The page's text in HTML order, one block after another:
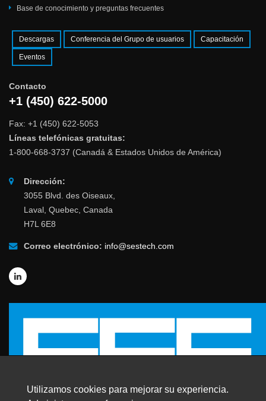
Base de conocimiento y preguntas frecuentes
Descargas Conferencia del Grupo de usuarios Capacitación
Eventos
Contacto
+1 (450) 622-5000
Fax: +1 (450) 622-5053
Líneas telefónicas gratuitas:
1-800-668-3737 (Canadá & Estados Unidos de América)
Dirección:
3055 Blvd. des Oiseaux,
Laval, Quebec, Canada
H7L 6E8
Correo electrónico: info@sestech.com
Utilizamos cookies para mejorar su experiencia.